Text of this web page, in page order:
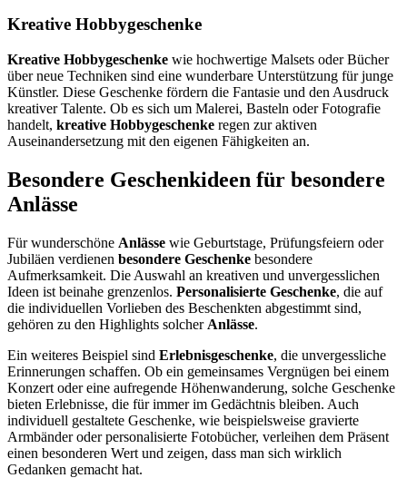
Kreative Hobbygeschenke
Kreative Hobbygeschenke wie hochwertige Malsets oder Bücher
über neue Techniken sind eine wunderbare Unterstützung für junge
Künstler. Diese Geschenke fördern die Fantasie und den Ausdruck
kreativer Talente. Ob es sich um Malerei, Basteln oder Fotografie
handelt, kreative Hobbygeschenke regen zur aktiven
Auseinandersetzung mit den eigenen Fähigkeiten an.
Besondere Geschenkideen für besondere
Anlässe
Für wunderschöne Anlässe wie Geburtstage, Prüfungsfeiern oder
Jubiläen verdienen besondere Geschenke besondere
Aufmerksamkeit. Die Auswahl an kreativen und unvergesslichen
Ideen ist beinahe grenzenlos. Personalisierte Geschenke, die auf
die individuellen Vorlieben des Beschenkten abgestimmt sind,
gehören zu den Highlights solcher Anlässe.
Ein weiteres Beispiel sind Erlebnisgeschenke, die unvergessliche
Erinnerungen schaffen. Ob ein gemeinsames Vergnügen bei einem
Konzert oder eine aufregende Höhenwanderung, solche Geschenke
bieten Erlebnisse, die für immer im Gedächtnis bleiben. Auch
individuell gestaltete Geschenke, wie beispielsweise gravierte
Armbänder oder personalisierte Fotobücher, verleihen dem Präsent
einen besonderen Wert und zeigen, dass man sich wirklich
Gedanken gemacht hat.